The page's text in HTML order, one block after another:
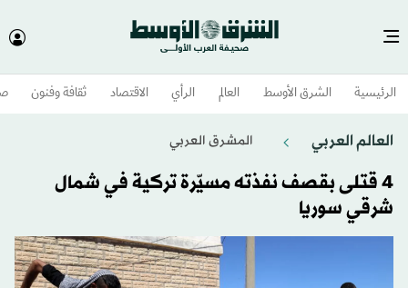
الرئيسية الشرق الأوسط​ العالم الرأي الاقتصاد ثقافة وفنون
العالم العربي المشرق العربي
4 قتلى بقصف نفذته مسيّرة تركية في شمال
شرقي سوريا